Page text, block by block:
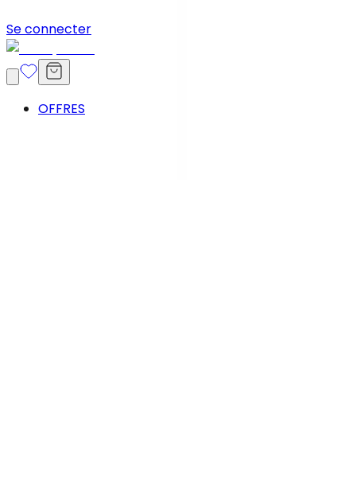
Se connecter
OFFRES